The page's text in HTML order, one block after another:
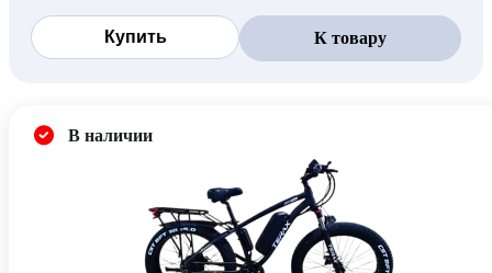
Купить К товару
В наличии